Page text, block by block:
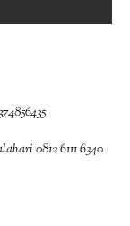
0812 6111 6340